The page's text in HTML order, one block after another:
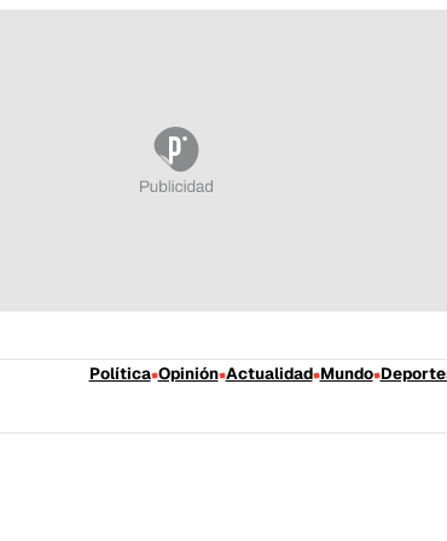
Política Opinión Actualidad Mundo